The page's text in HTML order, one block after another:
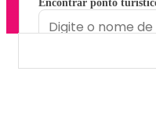
Encontrar ponto